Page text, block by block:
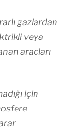
gazlardan
veya
araçları
için